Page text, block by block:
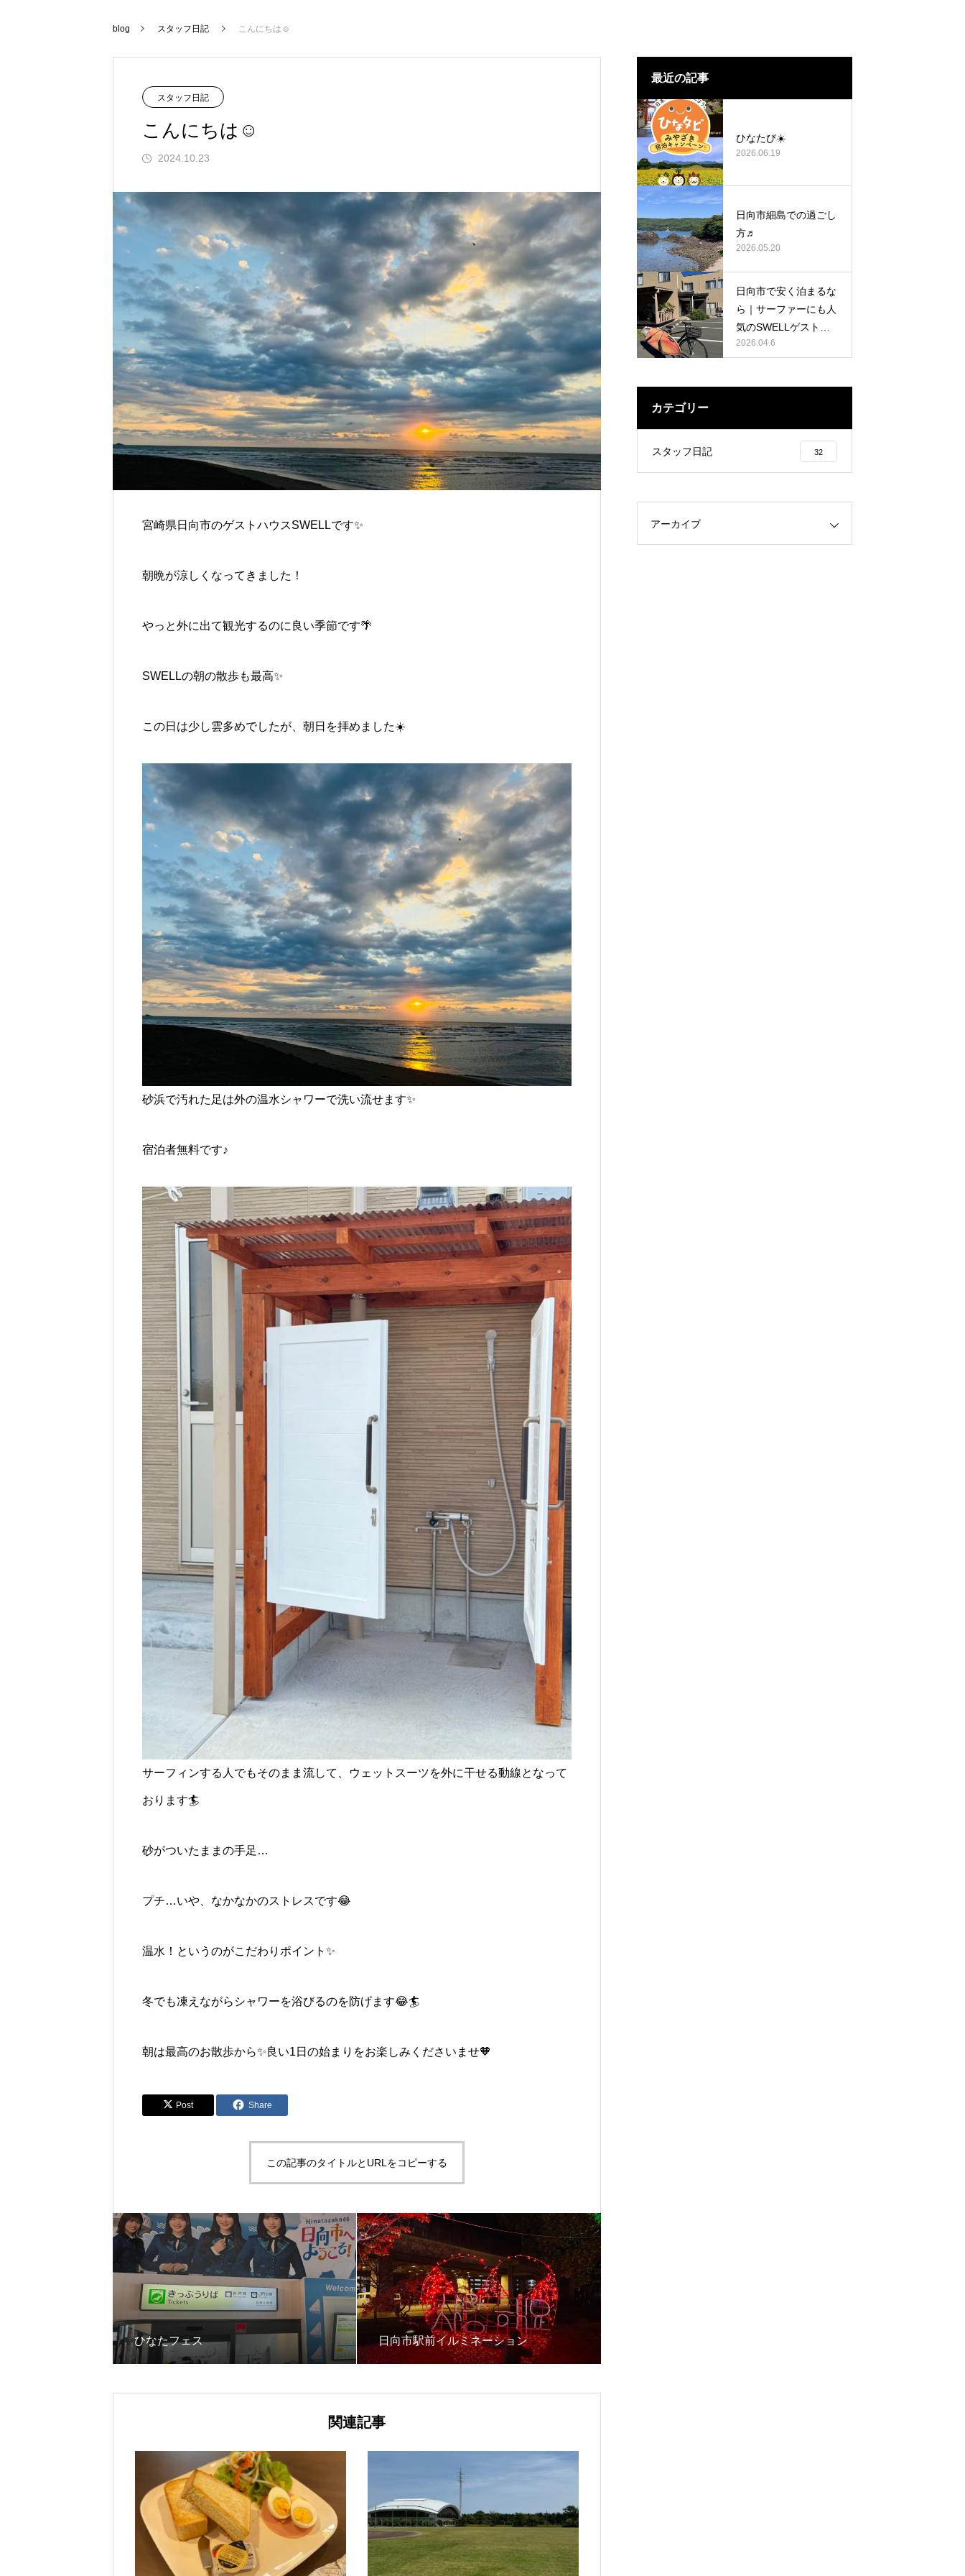
blog スタッフ日記 こんにちは☺️
スタッフ日記
こんにちは☺️
2024.10.23
宮崎県日向市のゲストハウスSWELLです✨
朝晩が涼しくなってきました！
やっと外に出て観光するのに良い季節です🌴
SWELLの朝の散歩も最高✨
この日は少し雲多めでしたが、朝日を拝めました☀️
砂浜で汚れた足は外の温水シャワーで洗い流せます✨
宿泊者無料です♪
サーフィンする人でもそのまま流して、ウェットスーツを外に干せる動線となって
おります🏄
砂がついたままの手足…
プチ…いや、なかなかのストレスです😂
温水！というのがこだわりポイント✨
冬でも凍えながらシャワーを浴びるのを防げます😂🏄
朝は最高のお散歩から✨良い1日の始まりをお楽しみくださいませ🧡
Post Share
この記事のタイトルとURLをコピーする
ひなたフェス 日向市駅前イルミネーション
関連記事
最近の記事
ひなたび☀️
2026.06.19
日向市細島での過ごし
方♬
2026.05.20
日向市で安く泊まるな
ら｜サーファーにも人
気のSWELLゲストハ
ウス
2026.04.6
カテゴリー
スタッフ日記 32
アーカイブ